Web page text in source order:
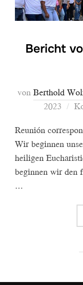
Bericht
vonBerthold
2023
Reunión
Wir beginnen
heiligen
beginnen wir den
…